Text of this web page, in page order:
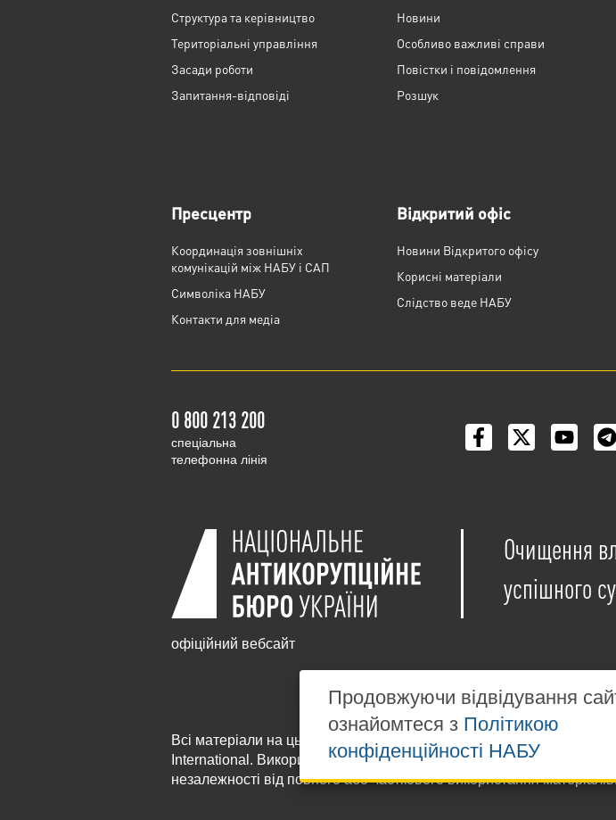
Структура та керівництво
Територіальні управління
Засади роботи
Запитання-відповіді
Новини
Особливо важливі справи
Повістки і повідомлення
Розшук
Пресцентр
Координація зовнішніх
комунікацій між НАБУ і САП
Cимволіка НАБУ
Контакти для медіа
Відкритий офіс
Новини Відкритого офісу
Корисні матеріали
Слідство веде НАБУ
0 800 213 200
cпеціальна
телефонна лінія
офіційний вебсайт
Очищення
успішного
Всі матеріали на цьому сайті розміщені на умовах ліцензії
International . Використання будь-яких матеріалів, розміщених на
незалежності від повного або часткового використання
Продовжуючи відвідування
ознайомтеся з Політикою
конфіденційності НАБУ